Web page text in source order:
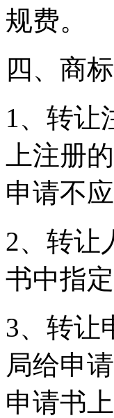
规费。
四、商
1、转让
上注册
申请不
2、转让
书中指
3、转让
局给申
申请书